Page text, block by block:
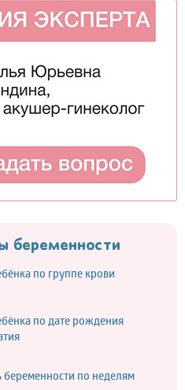
беременности
по группе крови
по дате рождения
беременности по неделям